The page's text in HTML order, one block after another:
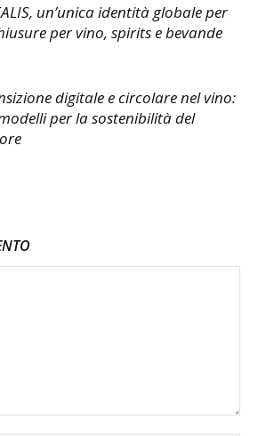
un’unica identità globale per
per vino, spirits e bevande
digitale e circolare nel vino:
per la sostenibilità del